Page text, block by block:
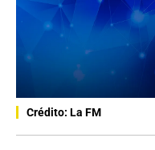
Crédito: La FM